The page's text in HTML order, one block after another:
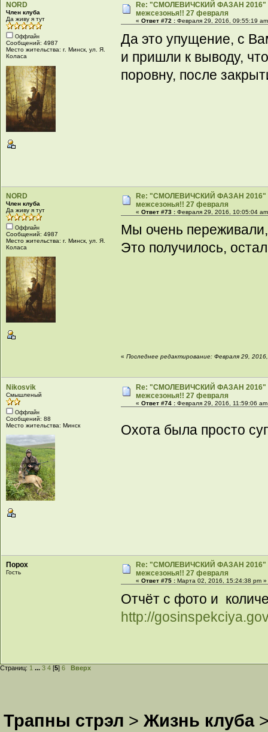
NORD
Член клуба
Да живу я тут
Оффлайн
Сообщений: 4987
Место жительства: г. Минск, ул. Я.
Коласа
Re: "СМОЛЕВИЧСКИЙ ФАЗАН 2016"
межсезонья!! 27 февраля
«Ответ #72 : Февраля 29, 2016, 09:55:19
Да это упущение, с
и пришли к выводу,
поровну, после
NORD
Член клуба
Да живу я тут
Оффлайн
Сообщений: 4987
Место жительства: г. Минск, ул. Я.
Коласа
Re: "СМОЛЕВИЧСКИЙ ФАЗАН 2016"
межсезонья!! 27 февраля
«Ответ #73 : Февраля 29, 2016, 10:05:04
Мы очень
Это получилось,
«Последнее редактирование: Февраля 29,
Nikosvik
Смышленый
Оффлайн
Сообщений: 88
Место жительства: Минск
Re: "СМОЛЕВИЧСКИЙ ФАЗАН 2016" -
межсезонья!! 27 февраля
«Ответ #74 : Февраля 29, 2016, 11:59:06
Охота была просто
Порох
Гость
Re: "СМОЛЕВИЧСКИЙ ФАЗАН 2016"
межсезонья!! 27 февраля
«Ответ #75 : Марта 02, 2016, 15:24:38 pm »
Отчёт с фото и
http://
Страниц: 1 ... 3 4 [5] 6 Вверх
Трапны стрэл > Жизнь клуба